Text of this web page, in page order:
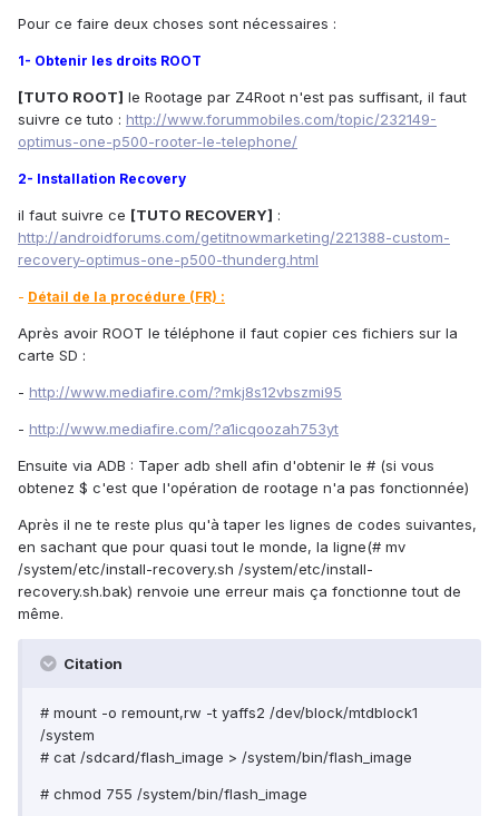
Pour ce faire deux choses sont nécessaires :
1- Obtenir les droits ROOT
[TUTO ROOT] le Rootage par Z4Root n'est pas suffisant, il faut
suivre ce tuto : http://www.forummobiles.com/topic/232149-
optimus-one-p500-rooter-le-telephone/
2- Installation Recovery
il faut suivre ce [TUTO RECOVERY] :
http://androidforums.com/getitnowmarketing/221388-custom-
recovery-optimus-one-p500-thunderg.html
- Détail de la procédure (FR) :
Après avoir ROOT le téléphone il faut copier ces fichiers sur la
carte SD :
- http://www.mediafire.com/?mkj8s12vbszmi95
- http://www.mediafire.com/?a1icqoozah753yt
Ensuite via ADB : Taper adb shell afin d'obtenir le # (si vous
obtenez $ c'est que l'opération de rootage n'a pas fonctionnée)
Après il ne te reste plus qu'à taper les lignes de codes suivantes,
en sachant que pour quasi tout le monde, la ligne(# mv
/system/etc/install-recovery.sh /system/etc/install-
recovery.sh.bak) renvoie une erreur mais ça fonctionne tout de
même.
Citation
# mount -o remount,rw -t yaffs2 /dev/block/mtdblock1
/system
# cat /sdcard/flash_image > /system/bin/flash_image
# chmod 755 /system/bin/flash_image